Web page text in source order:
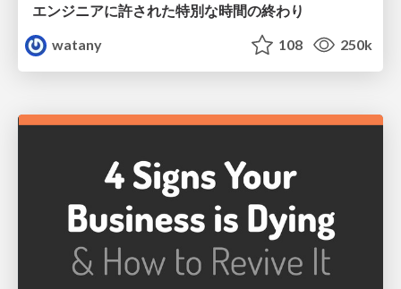
エンジニアに許された特別な時間の終わり
watany
108 250k